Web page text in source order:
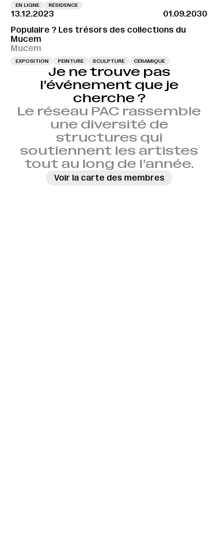
EN LIGNE RÉSIDENCE
13.12.2023
01.09.2030
Populaire ? Les trésors des collections du
Mucem
Mucem
EXPOSITION PEINTURE SCULPTURE CÉRAMIQUE
Je ne trouve pas
l’événement que je
cherche ?
Le réseau PAC rassemble
une diversité de
structures qui
soutiennent les artistes
tout au long de l’année.
Voir la carte des membres